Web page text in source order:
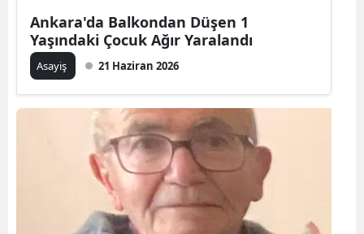
Ankara'da Balkondan Düşen 1
Yaşındaki Çocuk Ağır Yaralandı
Asayiş 21 Haziran 2026